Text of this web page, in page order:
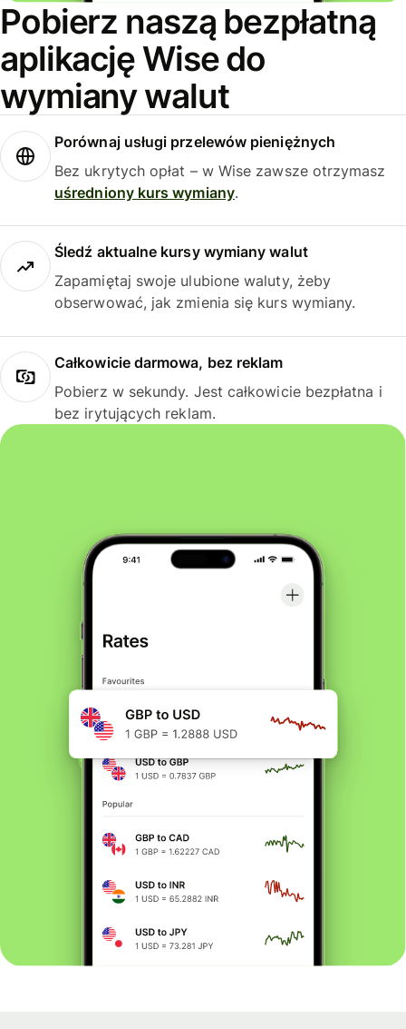
Pobierz naszą bezpłatną
aplikację Wise do
wymiany walut
Porównaj usługi przelewów pieniężnych
Bez ukrytych opłat – w Wise zawsze otrzymasz
uśredniony kurs wymiany.
Śledź aktualne kursy wymiany walut
Zapamiętaj swoje ulubione waluty, żeby
obserwować, jak zmienia się kurs wymiany.
Całkowicie darmowa, bez reklam
Pobierz w sekundy. Jest całkowicie bezpłatna i
bez irytujących reklam.